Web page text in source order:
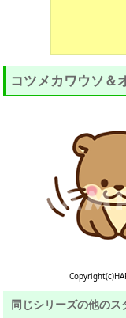
コツメカワウソ＆
同じシリーズの他のス